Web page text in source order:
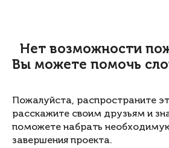
Нет возможности
Вы можете помочь
Пожалуйста, распространите
расскажите своим друзьям и
поможете набрать
завершения проекта.